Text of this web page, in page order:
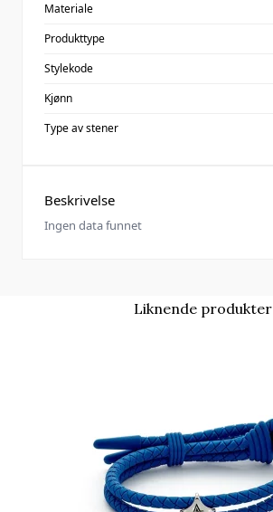
Beskrivelse
Ingen data funnet
Materiale
Produkttype
Stylekode
Kjønn
Type av stener
Liknende produkter